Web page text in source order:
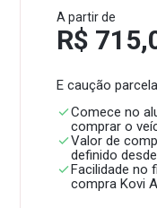
A partir de
R$
E caução
Comece no
comprar o
Valor de
definido
Facilidade no
compra Kovi